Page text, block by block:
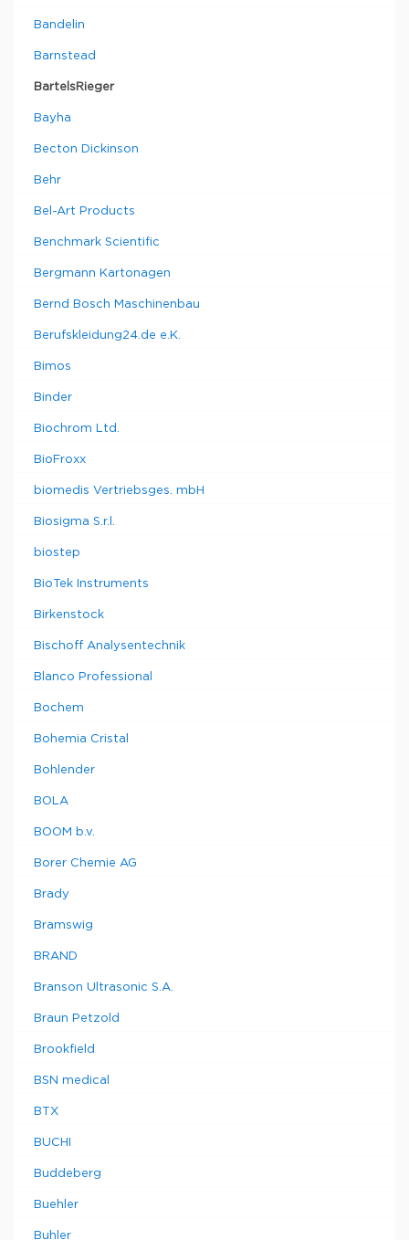
Bandelin
Barnstead
BartelsRieger
Bayha
Becton Dickinson
Behr
Bel-Art Products
Benchmark Scientific
Bergmann Kartonagen
Bernd Bosch Maschinenbau
Berufskleidung24.de e.K.
Bimos
Binder
Biochrom Ltd.
BioFroxx
biomedis Vertriebsges. mbH
Biosigma S.r.l.
biostep
BioTek Instruments
Birkenstock
Bischoff Analysentechnik
Blanco Professional
Bochem
Bohemia Cristal
Bohlender
BOLA
BOOM b.v.
Borer Chemie AG
Brady
Bramswig
BRAND
Branson Ultrasonic S.A.
Braun Petzold
Brookfield
BSN medical
BTX
BUCHI
Buddeberg
Buehler
Buhler